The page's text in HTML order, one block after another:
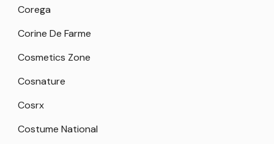
Corega
Corine De Farme
Cosmetics Zone
Cosnature
Cosrx
Costume National